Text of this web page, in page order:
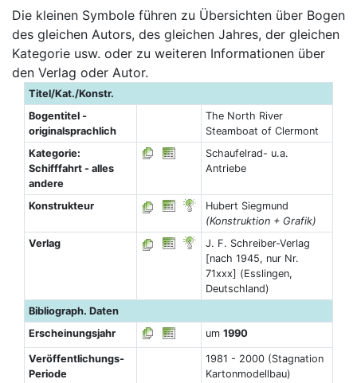
Die kleinen Symbole führen zu Übersichten über Bogen
des gleichen Autors, des gleichen Jahres, der gleichen
Kategorie usw. oder zu weiteren Informationen über
den Verlag oder Autor.
Titel/Kat./Konstr.
Bogentitel -
originalsprachlich
The North River
Steamboat of Clermont
Kategorie:
Schifffahrt - alles
andere
Schaufelrad- u.a.
Antriebe
Konstrukteur
Hubert Siegmund
(Konstruktion + Grafik)
Verlag
J. F. Schreiber-Verlag
[nach 1945, nur Nr.
71xxx] (Esslingen,
Deutschland)
Bibliograph. Daten
Erscheinungsjahr
um 1990
Veröffentlichungs-
Periode
1981 - 2000 (Stagnation
Kartonmodellbau)